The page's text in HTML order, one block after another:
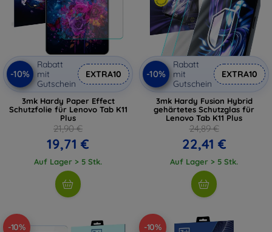
-10%
Rabatt
mit
Gutschein
EXTRA10
3mk Hardy Paper Effect
Schutzfolie für Lenovo Tab K11
Plus
21,90 €
19,71 €
Auf Lager > 5 Stk.
-10%
Rabatt
mit
Gutschein
EXTRA10
3mk Hardy Fusion Hybrid
gehärtetes Schutzglas für
Lenovo Tab K11 Plus
24,89 €
22,41 €
Auf Lager > 5 Stk.
-10% -10%